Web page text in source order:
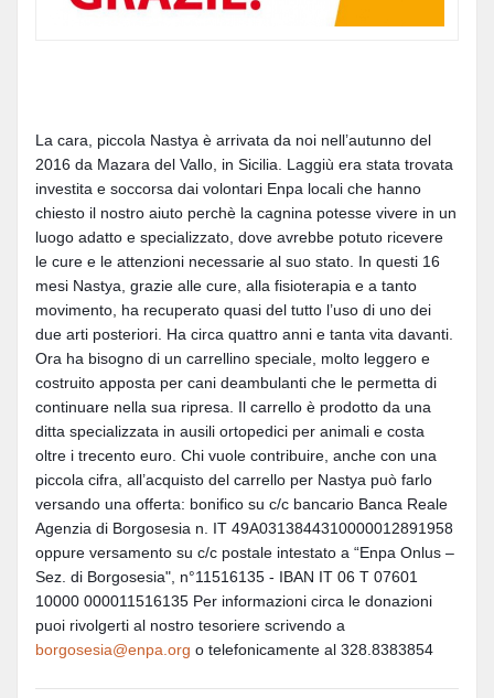
La cara, piccola Nastya è arrivata da noi nell’autunno del
2016 da Mazara del Vallo, in Sicilia. Laggiù era stata trovata
investita e soccorsa dai volontari Enpa locali che hanno
chiesto il nostro aiuto perchè la cagnina potesse vivere in un
luogo adatto e specializzato, dove avrebbe potuto ricevere
le cure e le attenzioni necessarie al suo stato. In questi 16
mesi Nastya, grazie alle cure, alla fisioterapia e a tanto
movimento, ha recuperato quasi del tutto l’uso di uno dei
due arti posteriori. Ha circa quattro anni e tanta vita davanti.
Ora ha bisogno di un carrellino speciale, molto leggero e
costruito apposta per cani deambulanti che le permetta di
continuare nella sua ripresa. Il carrello è prodotto da una
ditta specializzata in ausili ortopedici per animali e costa
oltre i trecento euro. Chi vuole contribuire, anche con una
piccola cifra, all’acquisto del carrello per Nastya può farlo
versando una offerta: bonifico su c/c bancario Banca Reale
Agenzia di Borgosesia n. IT 49A0313844310000012891958
oppure versamento su c/c postale intestato a “Enpa Onlus –
Sez. di Borgosesia", n°11516135 - IBAN IT 06 T 07601
10000 000011516135 Per informazioni circa le donazioni
puoi rivolgerti al nostro tesoriere scrivendo a
borgosesia@enpa.org o telefonicamente al 328.8383854